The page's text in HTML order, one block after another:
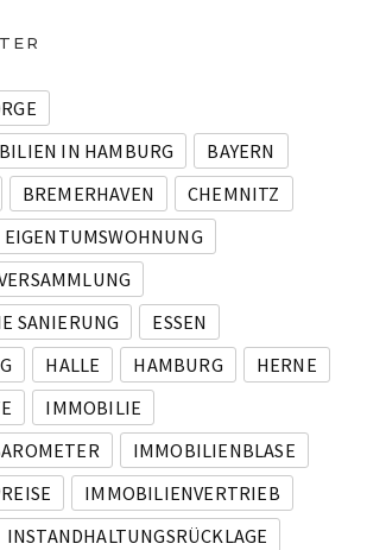
IN HAMBURG
BAYERN
BREMERHAVEN
CHEMNITZ
EIGENTUMSWOHNUNG
SANIERUNG
ESSEN
HALLE HAMBURG
HERNE
IMMOBILIE
IMMOBILIENBLASE
IMMOBILIENVERTRIEB
INSTANDHALTUNGSRÜCKLAGE